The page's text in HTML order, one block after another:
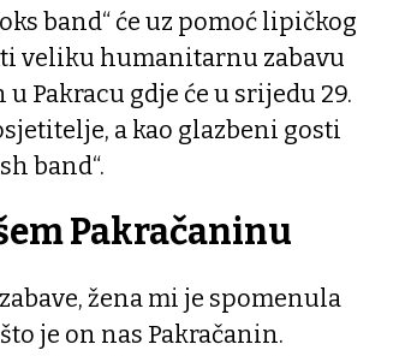
band“ će uz pomoć lipičkog
veliku humanitarnu zabavu
Pakracu gdje će u srijedu 29.
a kao glazbeni gosti
band“.
Pakračaninu
žena mi je spomenula
je on nas Pakračanin.